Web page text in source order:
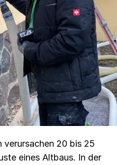
verursachen 20 bis 25
eines Altbaus. In der